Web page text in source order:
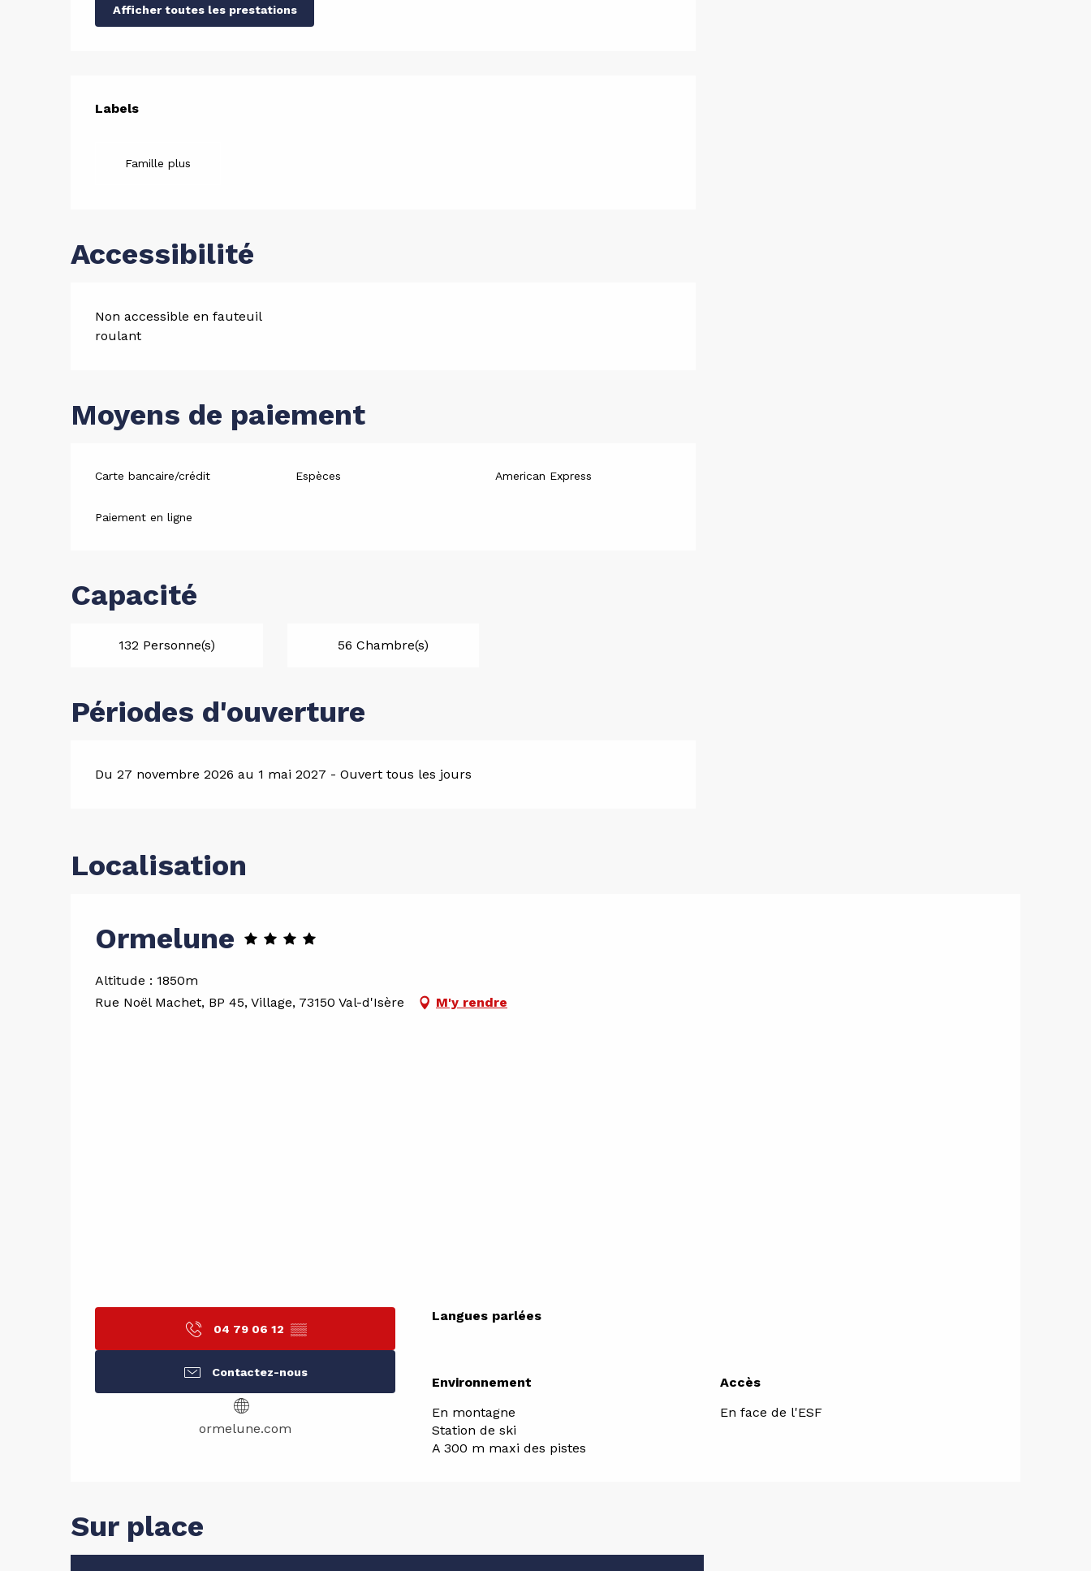
Afficher toutes les prestations
Offres de prestations
Labels
Labels
Famille plus
Accessibilité
Non accessible en fauteuil
roulant
Moyens de paiement
Carte bancaire/crédit Espèces American Express
Paiement en ligne
Capacité
132 Personne(s) 56 Chambre(s)
Périodes d'ouverture
Du 27 novembre 2026 au 1 mai 2027 - Ouvert tous les jours
Localisation
Ormelune
Altitude : 1850m
Rue Noël Machet, BP 45, Village, 73150 Val-d'Isère
M'y rendre
04 79 06 12 ▒▒
Contactez-nous
ormelune.com
Langues parlées
Langues parlées
Environnement
Environnement
En montagne
Station de ski
A 300 m maxi des pistes
Accès
Accès
En face de l'ESF
Sur place